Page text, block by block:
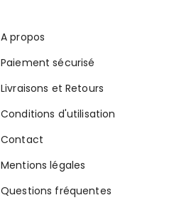
A propos
Paiement sécurisé
Livraisons et Retours
Conditions d'utilisation
Contact
Mentions légales
Questions fréquentes